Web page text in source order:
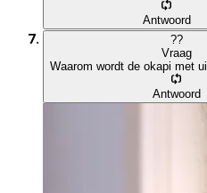
Antwoord
??
Vraag
Waarom wordt de okapi met
Antwoord